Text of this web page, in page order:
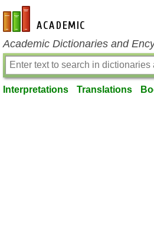
en-academic.com
Academic Dictionaries and
Interpretations Translations